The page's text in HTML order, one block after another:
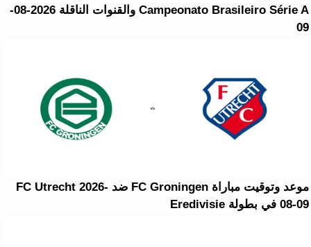
Campeonato Brasileiro Série A والقنوات الناقلة 2026-08-
09
موعد وتوقيت مباراة FC Groningen ضد FC Utrecht 2026-
08-09 في بطولة Eredivisie